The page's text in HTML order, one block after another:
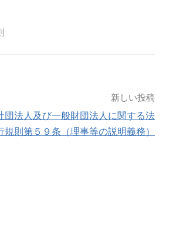
新しい投稿
団法人及び一般財団法人に関する法
規則第５９条（理事等の説明義務）